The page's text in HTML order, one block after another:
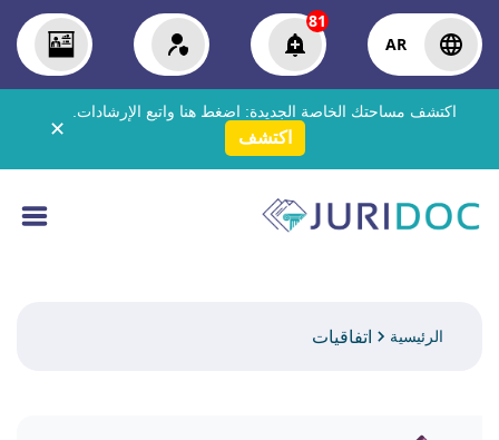
AR
81
اكتشف مساحتك الخاصة الجديدة: اضغط هنا واتبع الإرشادات.
اكتشف ✕
الرئيسية اتفاقيات